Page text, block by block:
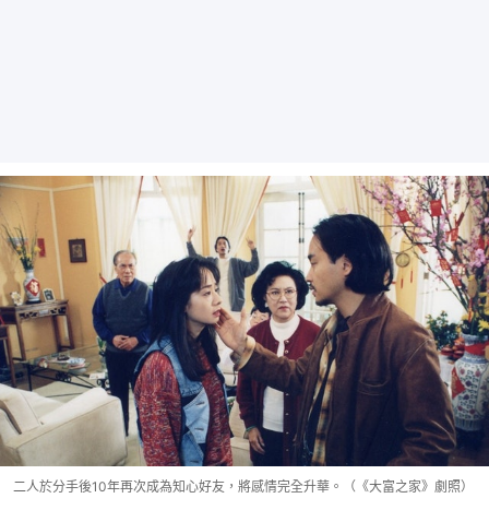
二人於分手後10年再次成為知心好友，將感情完全升華。（《大富之家》劇照）